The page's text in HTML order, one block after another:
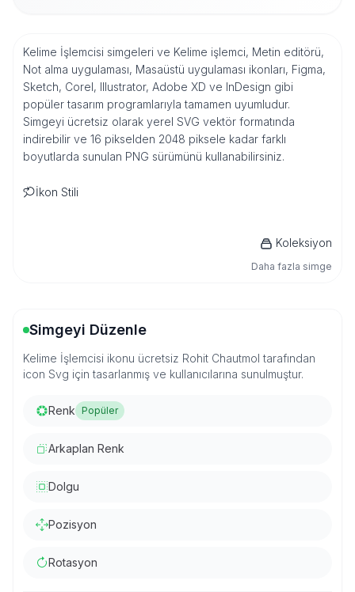
Kelime İşlemcisi simgeleri ve Kelime işlemci, Metin editörü,
Not alma uygulaması, Masaüstü uygulaması ikonları, Figma,
Sketch, Corel, Illustrator, Adobe XD ve InDesign gibi
popüler tasarım programlarıyla tamamen uyumludur.
Simgeyi ücretsiz olarak yerel SVG vektör formatında
indirebilir ve 16 pikselden 2048 piksele kadar farklı
boyutlarda sunulan PNG sürümünü kullanabilirsiniz.
İkon Stili
Koleksiyon
Daha fazla simge
Simgeyi Düzenle
Kelime İşlemcisi ikonu ücretsiz Rohit Chautmol tarafından
icon Svg için tasarlanmış ve kullanıcılarına sunulmuştur.
Renk Popüler
Arkaplan Renk
Dolgu
Pozisyon
Rotasyon